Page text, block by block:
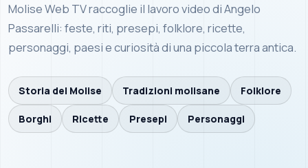
Molise Web TV raccoglie il lavoro video di Angelo
Passarelli: feste, riti, presepi, folklore, ricette,
personaggi, paesi e curiosità di una piccola terra antica.
Storia del Molise Tradizioni molisane Folklore
Borghi Ricette Presepi Personaggi